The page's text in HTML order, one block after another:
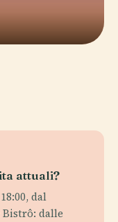
attuali?
dal
dalle